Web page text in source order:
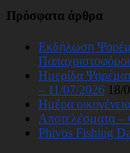
Πρόσφατα άρθρα
Εκδήλωση
Ημερίδα
– 11/07/2026 18/
Ημέρα
Αποτελέσματα –
Phivos Fishing